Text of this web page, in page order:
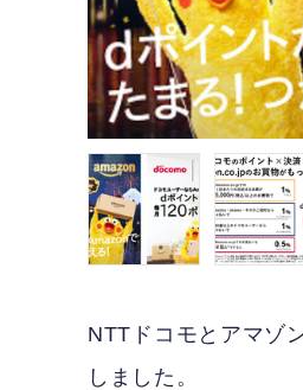
NTTドコモとアマゾ
しました。